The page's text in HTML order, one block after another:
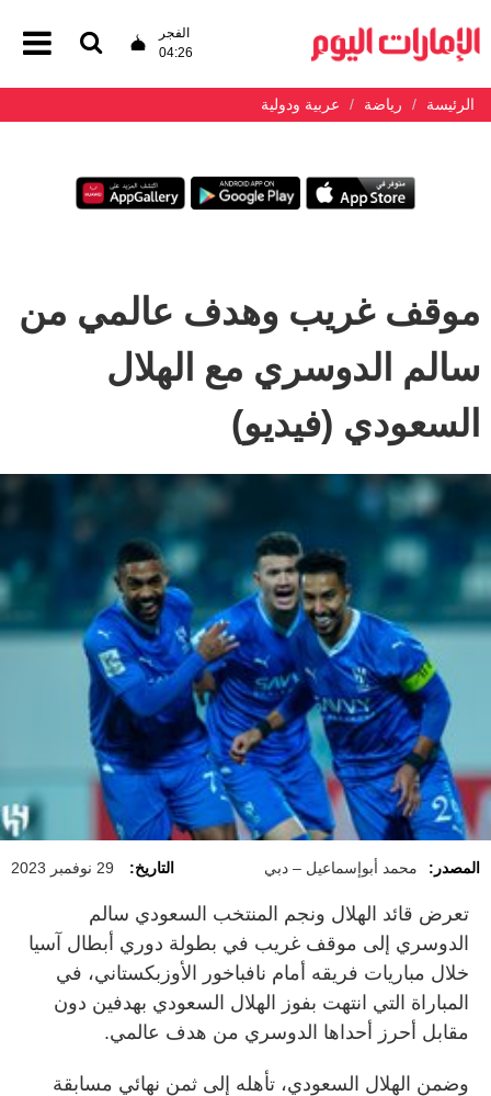
الفجر
04:26
الرئيسة رياضة عربية ودولية
موقف غريب وهدف عالمي من
سالم الدوسري مع الهلال
السعودي (فيديو)
المصدر: محمد أبوإسماعيل – دبي التاريخ: 29 نوفمبر 2023
تعرض قائد الهلال ونجم المنتخب السعودي سالم
الدوسري إلى موقف غريب في بطولة دوري أبطال آسيا
خلال مباريات فريقه أمام نافباخور الأوزبكستاني، في
المباراة التي انتهت بفوز الهلال السعودي بهدفين دون
مقابل أحرز أحداها الدوسري من هدف عالمي.
وضمن الهلال السعودي، تأهله إلى ثمن نهائي مسابقة